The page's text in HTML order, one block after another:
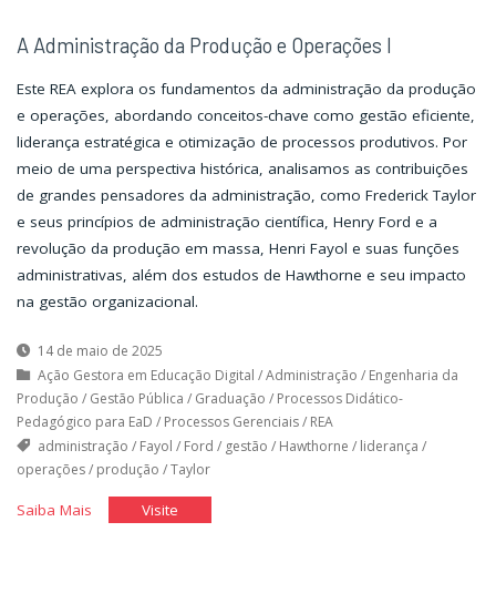
A Administração da Produção e Operações I
Este REA explora os fundamentos da administração da produção
e operações, abordando conceitos-chave como gestão eficiente,
liderança estratégica e otimização de processos produtivos. Por
meio de uma perspectiva histórica, analisamos as contribuições
de grandes pensadores da administração, como Frederick Taylor
e seus princípios de administração científica, Henry Ford e a
revolução da produção em massa, Henri Fayol e suas funções
administrativas, além dos estudos de Hawthorne e seu impacto
na gestão organizacional.
14 de maio de 2025
Ação Gestora em Educação Digital /Administração / Engenharia da
Produção / Gestão Pública / Graduação / Processos Didático-
Pedagógico para EaD / Processos Gerenciais/ REA
administração / Fayol / Ford / gestão / Hawthorne / liderança /
operações/ produção /Taylor
Saiba Mais"A
Visite"A